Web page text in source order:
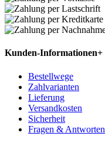
Kunden-Informationen+
Bestellwege
Zahlvarianten
Lieferung
Versandkosten
Sicherheit
Fragen & Antworten